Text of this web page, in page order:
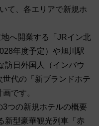
て、各エリアで新規ホ
へ開業する「JRイン北
年度予定）や旭川駅
訪日外国人（インバウ
代の「新ブランドホテ
です。
つの新規ホテルの概要
新型豪華観光列車「赤